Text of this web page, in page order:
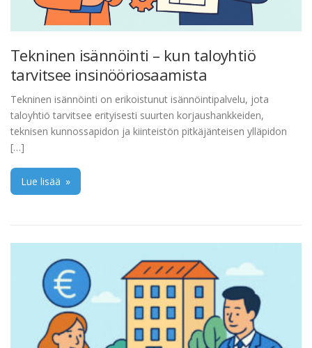
Tekninen isännöinti – kun taloyhtiö
tarvitsee insinööriosaamista
Tekninen isännöinti on erikoistunut isännöintipalvelu, jota
taloyhtiö tarvitsee erityisesti suurten korjaushankkeiden,
teknisen kunnossapidon ja kiinteistön pitkäjänteisen ylläpidon
[…]
Lue lisää »